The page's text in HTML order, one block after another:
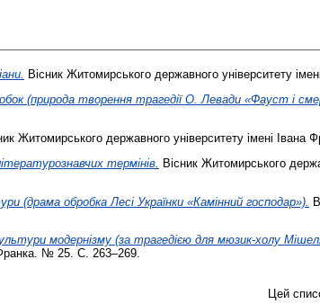
Вісник Житомирського державного університету
(природа творення трагедії О. Левади «Фауст і
Житомирського державного університету імені
термінів. Вісник Житомирського
(драма обробка Лесі Українки «Камінний господар»).
модернізму (за трагедією для мюзик-холу
Франка. № 25. С. 263–269.
Цей